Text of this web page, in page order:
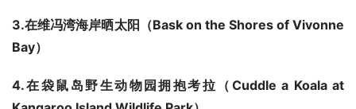
3.在维冯湾海岸晒太阳（Bask on the Shores of Vivonne
Bay）
4.在袋鼠岛野生动物园拥抱考拉（ Cuddle a Koala at